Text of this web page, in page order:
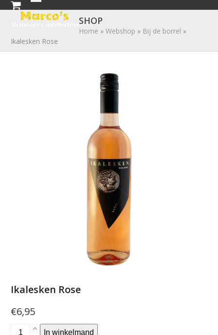
Skip
content
Open
mobile
menu
Close
mobile
menu
SHOP
Home »Webshop » Bij de borrel »
Ikalesken Rose
Ikalesken Rose
€6,95
IkaleskenIn winkelmand